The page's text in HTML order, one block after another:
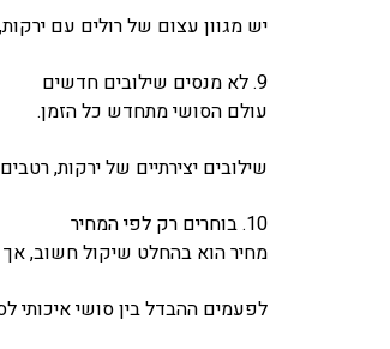
יש מגוון עצום של רולים עם
9. לא מנסים שילובים חדשים
עולם הסושי מתחדש כל הזמן.
שילובים יצירתיים של ירקות,
10. בוחרים רק לפי המחיר
מחיר הוא בהחלט שיקול חשוב, אך
לפעמים ההבדל בין סושי איכותי